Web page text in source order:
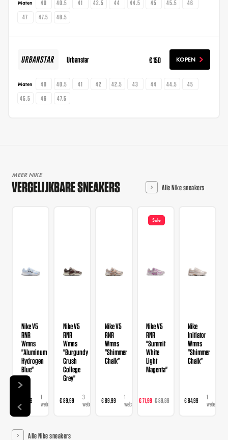
Maten 40 40.5 41 42.5 44 44.5 45 45.5
46
47
47.5 48.5
Urbanstar € 150 KOPEN
Maten 40 40.5 41 42 42.5 43 44 44.5
45
45.5
46 47.5
MEER NIKE
VERGELIJKBARE SNEAKERS Alle Nike sneakers
Nike V5
RNR
Wmns
"Aluminum
Hydrogen
Blue"
€ 89,99
1
webshop
Nike V5
RNR
Wmns
"Burgundy
Crush
College
Grey"
€ 89,99
3
webshops
Nike V5
RNR
Wmns
"Shimmer
Chalk"
€ 89,99
1
webshop
Sale
Nike V5
RNR
"Summit
White
Light
Magenta"
€ 71,99 € 89,99
webshops
Nike
Initiator
Wmns
"Shimmer
Chalk"
€ 84,99
1
webshop
Alle Nike sneakers